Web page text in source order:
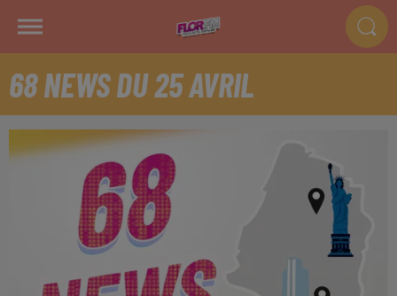
68 NEWS DU 25 AVRIL